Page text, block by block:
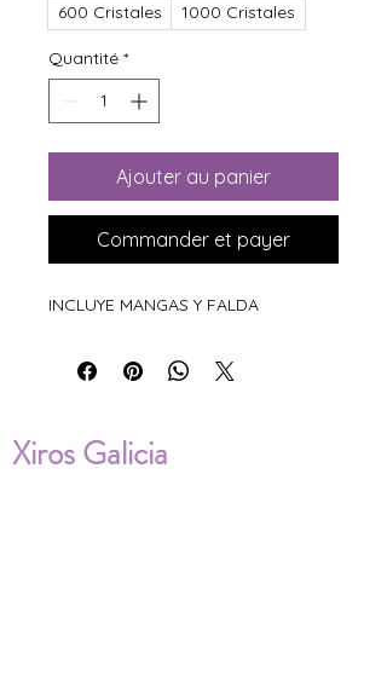
600 Cristales
1000 Cristales
Quantité *
Ajouter au panier
Commander et payer
INCLUYE MANGAS Y FALDA
Xiros Galicia